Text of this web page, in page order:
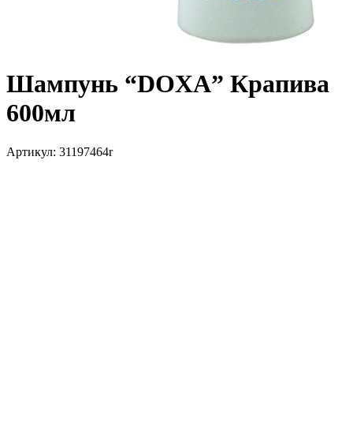
Шампунь “DOXA” Крапива
600мл
Артикул: 31197464r